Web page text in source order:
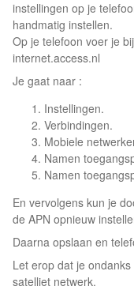
instellingen op je
handmatig instellen.
Op je telefoon voer je
internet.access.nl
Je gaat naar :
Instellingen.
Verbindingen.
Mobiele
Namen
Namen
En vervolgens kun je
de APN opnieuw
Daarna opslaan en
Let erop dat je
satelliet netwerk.